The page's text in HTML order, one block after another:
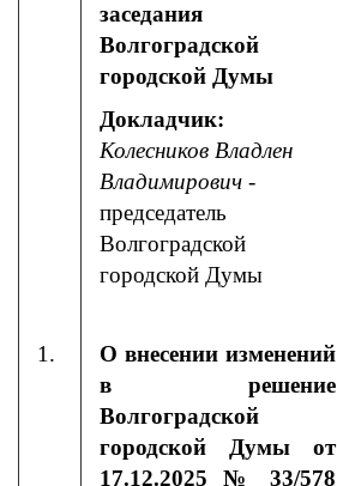
заседания
Волгоградской
городской Думы
Докладчик:
Колесников Владлен
Владимирович -
председатель
Волгоградской
городской Думы
1.
О внесении изменений
в решение
Волгоградской
городской Думы от
17.12.2025 № 33/578